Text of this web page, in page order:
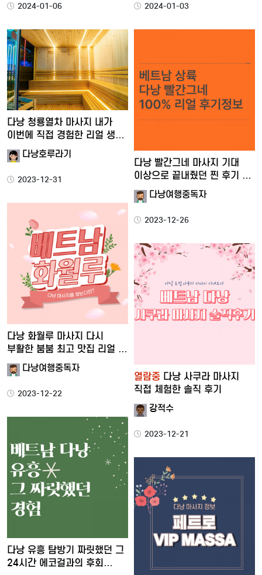
2024-01-06 2024-01-03
다낭 청룡열차 마사지 내가
이번에 직접 경험한 리얼 생…
다낭호루라기
2023-12-31
다낭 빨간그네 마사지 기대
이상으로 끝내줬던 찐 후기 …
다낭여행중독자
2023-12-26
다낭 화월루 마사지 다시
부활한 붐붐 최고 맛집 리얼 …
다낭여행중독자
2023-12-22
열람중 다낭 사쿠라 마사지
직접 체험한 솔직 후기
강적수
2023-12-21
다낭 유흥 탐방기 짜릿했던 그
24시간 에코걸과의 후회…